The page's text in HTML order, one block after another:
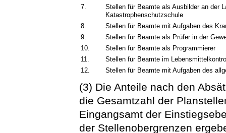
7.
Stellen für Beamte als Ausbilder an der
Katastrophenschutzschule
8.
Stellen für Beamte mit Aufgaben des
9.
Stellen für Beamte als Prüfer in der
10.
Stellen für Beamte als Programmierer
11.
Stellen für Beamte im
12.
Stellen für Beamte mit Aufgaben des
(3) Die Anteile nach den
die Gesamtzahl der
Eingangsamt der
der Stellenobergrenzen